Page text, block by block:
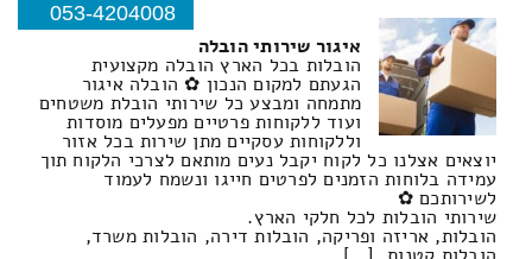
053-4204008
איגור שירותי הובלה
הובלות בכל הארץ הובלה מקצועית
הגעתם למקום הנכון ✿ הובלה איגור
מתמחה ומבצע כל שירותי הובלת משטחים
ועוד ללקוחות פרטיים מפעלים מוסדות
וללקוחות עסקיים מתן שירות בכל אזור
יוצאים אצלנו כל לקוח יקבל נעים מותאם לצרכי הלקוח תוך
עמידה בלוחות הזמנים לפרטים חייגו ונשמח לעמוד
לשירותכם ✿
שירותי הובלות לכל חלקי הארץ.
הובלות, אריזה ופריקה, הובלות דירה, הובלות משרד,